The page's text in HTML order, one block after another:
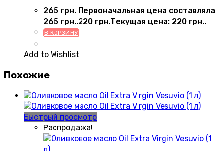
265грн. Первоначальная цена составляла
265 грн..220 грн.Текущая цена: 220 грн..
В КОРЗИНУ
Add to Wishlist
Похожие
Быстрый просмотр
Распродажа!